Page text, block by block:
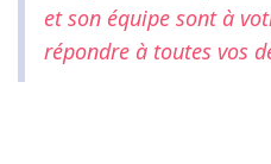
et son équipe sont à
répondre à toutes vos